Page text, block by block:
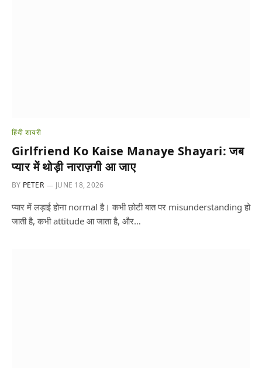
हिंदी शायरी
Girlfriend Ko Kaise Manaye Shayari: जब
प्यार में थोड़ी नाराज़गी आ जाए
BY PETER JUNE 18, 2026
प्यार में लड़ाई होना normal है। कभी छोटी बात पर misunderstanding हो
जाती है, कभी attitude आ जाता है, और…